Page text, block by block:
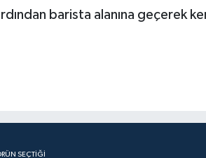
barista alanına geçerek
SEÇTIĞI